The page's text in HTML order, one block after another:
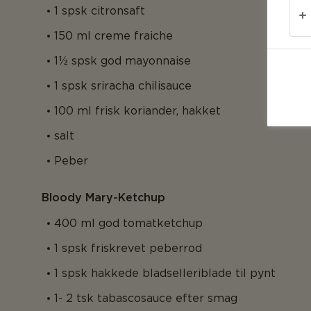
1 spsk citronsaft
150 ml creme fraiche
1½ spsk god mayonnaise
1 spsk sriracha chilisauce
100 ml frisk koriander, hakket
salt
Peber
Bloody Mary-Ketchup
400 ml god tomatketchup
1 spsk friskrevet peberrod
1 spsk hakkede bladselleriblade til pynt
1- 2 tsk tabascosauce efter smag